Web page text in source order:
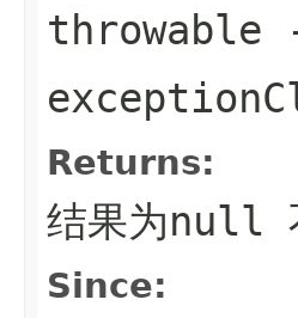
throwable
Returns:
结果为null
Since: